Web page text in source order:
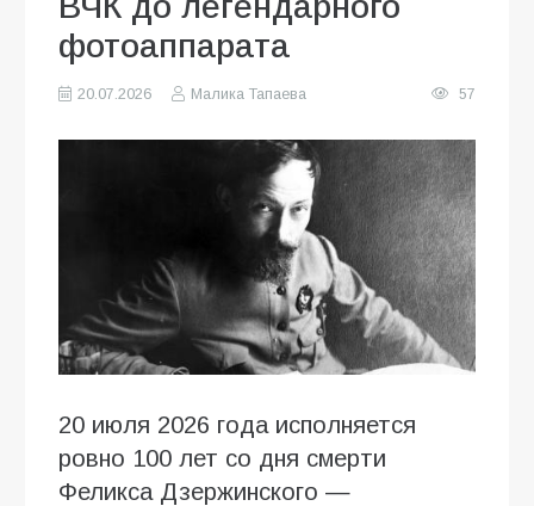
фотоаппарата
20.07.2026 Малика Тапаева 57
20 июля 2026 года исполняется
ровно 100 лет со дня смерти
Феликса Дзержинского —